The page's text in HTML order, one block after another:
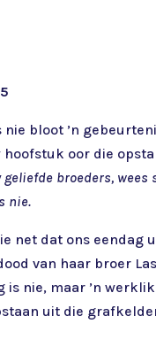
bloot ’n
oor die
geliefde broeders,
nie.
net dat ons eendag
van haar broer
nie, maar ’n
uit die